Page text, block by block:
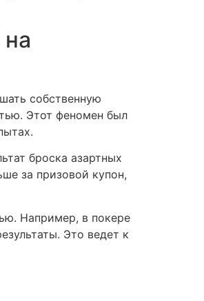
собственную
Этот феномен был
броска азартных
за призовой купон,
Например, в покере
Это ведет к